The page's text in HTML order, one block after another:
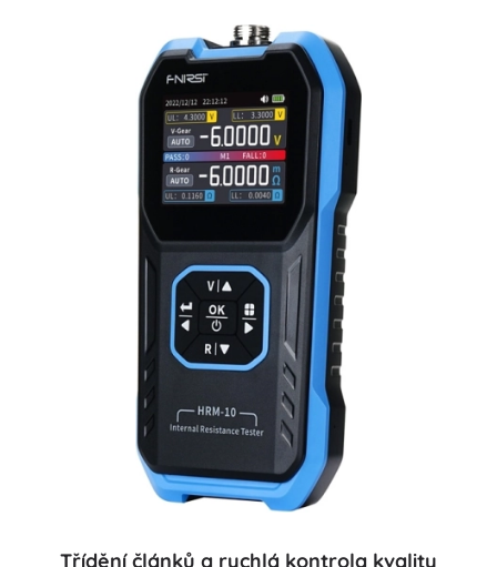
Třídění článků a rychlá kontrola kvality